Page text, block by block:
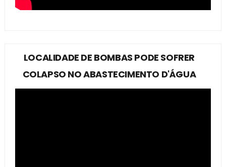
LOCALIDADE DE BOMBAS PODE SOFRER
COLAPSO NO ABASTECIMENTO D'ÁGUA